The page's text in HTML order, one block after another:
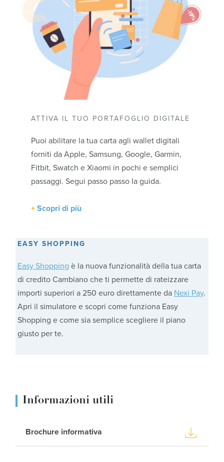
ATTIVA IL TUO PORTAFOGLIO DIGITALE
Puoi abilitare la tua carta agli wallet digitali
forniti da Apple, Samsung, Google, Garmin,
Fitbit, Swatch e Xiaomi in pochi e semplici
passaggi. Segui passo passo la guida.
Scopri di più
EASY SHOPPING
Easy Shopping è la nuova funzionalità della tua carta
di credito Cambiano che ti permette di rateizzare
importi superiori a 250 euro direttamente da Nexi Pay.
Apri il simulatore e scopri come funziona Easy
Shopping e come sia semplice scegliere il piano
giusto per te.
Informazioni utili
Brochure informativa